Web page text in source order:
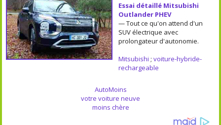
Essai détaillé Mitsubishi
Outlander PHEV
— Tout ce qu'on attend d'un
SUV électrique avec
prolongateur d'autonomie.
Mitsubishi ; voiture-hybride-
rechargeable
AutoMoins
votre voiture neuve
moins chère